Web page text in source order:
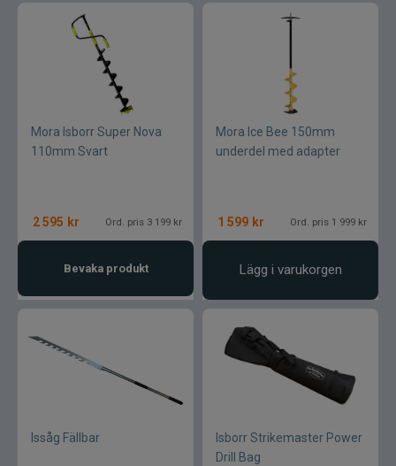
Mora Isborr Super Nova
110mm Svart
2 595 kr Ord. pris 3 199 kr
Bevaka produkt
Mora Ice Bee 150mm
underdel med adapter
1 599 kr Ord. pris 1 999 kr
Lägg i varukorgen
Issåg Fällbar
Isborr Strikemaster Power
Drill Bag